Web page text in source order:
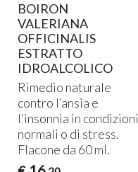
BOIRON
VALERIANA
OFFICINALIS
ESTRATTO
IDROALCOLICO
Rimedio naturale
contro l’ansia e
l’insonnia in condizioni
normali o di stress.
Flacone da 60 ml.